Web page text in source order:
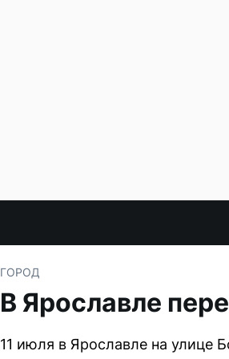
ГОРОД
В Ярославле
11 июля в Ярославле на улице